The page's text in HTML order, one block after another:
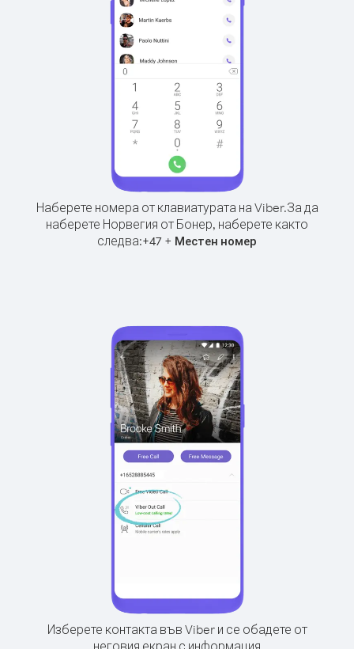
Наберете номера от клавиатурата на Viber.За да
наберете Норвегия от Бонер, наберете както
следва:+47 + Местен номер
Изберете контакта във Viber и се обадете от
неговия екран с информация